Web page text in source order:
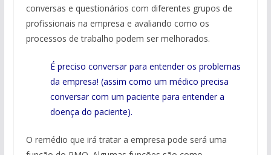
conversas e questionários com diferentes grupos de
profissionais na empresa e avaliando como os
processos de trabalho podem ser melhorados.
É preciso conversar para entender os problemas
da empresa! (assim como um médico precisa
conversar com um paciente para entender a
doença do paciente).
O remédio que irá tratar a empresa pode será uma